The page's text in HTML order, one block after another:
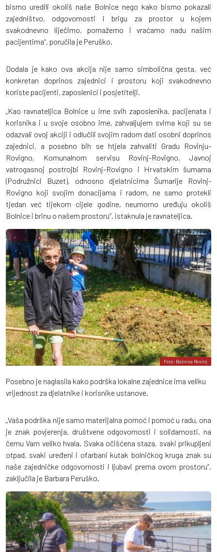
bismo uredili okoliš naše Bolnice nego kako bismo pokazali
zajedništvo, odgovornosti i brigu za prostor u kojem
svakodnevno liječimo, pomažemo i vraćamo nadu našim
pacijentima“, poručila je Peruško.
Dodala je kako ova akcija nije samo simbolična gesta, već
konkretan doprinos zajednici i prostoru koji svakodnevno
koriste pacijenti, zaposlenici i posjetitelji.
„Kao ravnateljica Bolnice u ime svih zaposlenika, pacijenata i
korisnika i u svoje osobno ime, zahvaljujem svima koji su se
odazvali ovoj akciji i odlučili svojim radom dati osobni doprinos
zajednici, a posebno bih se htjela zahvaliti Gradu Rovinju-
Rovigno, Komunalnom servisu Rovinj-Rovigno, Javnoj
vatrogasnoj postrojbi Rovinj-Rovigno i Hrvatskim šumama
(Podružnici Buzet), odnosno djelatnicima Šumarije Rovinj-
Rovigno koji svojim donacijama i radom, ne samo protekli
tjedan već tijekom cijele godine, neumorno uređuju okoliš
Bolnice i brinu o našem prostoru“, istaknula je ravnateljica.
Foto: Bolnica Rovinj
Posebno je naglasila kako podrška lokalne zajednice ima veliku
vrijednost za djelatnike i korisnike ustanove.
„Vaša podrška nije samo materijalna pomoć i pomoć u radu, ona
je znak povjerenja, društvene odgovornosti i solidarnosti, na
čemu Vam veliko hvala. Svaka očišćena staza, svaki prikupljeni
otpad, svaki uređeni i ofarbani kutak bolničkog kruga znak su
naše zajedničke odgovornosti i ljubavi prema ovom prostoru“,
zaključila je Barbara Peruško.